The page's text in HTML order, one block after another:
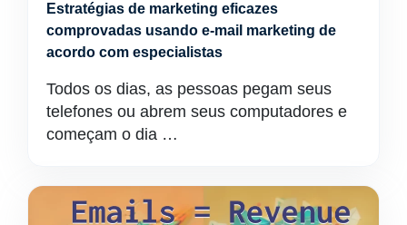
Estratégias de marketing eficazes
comprovadas usando e-mail marketing de
acordo com especialistas
Todos os dias, as pessoas pegam seus
telefones ou abrem seus computadores e
começam o dia …